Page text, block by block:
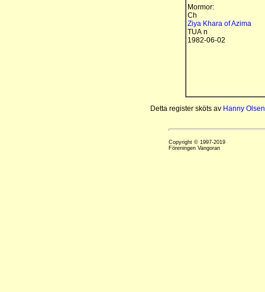
Mormor:
Ch
Ziya Khara of Azima
TUA n
1982-06-02
Detta register sköts av Hanny Olsen
Copyright © 1997-2019
Föreningen Vangoran